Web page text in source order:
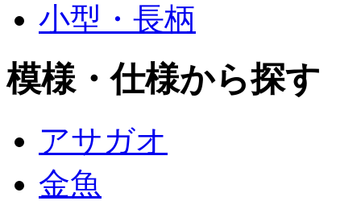
小型・長柄
模様・仕様から探す
アサガオ
金魚